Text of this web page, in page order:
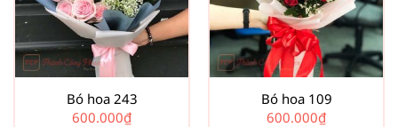
Bó hoa 243
600.000₫
Bó hoa 109
600.000₫